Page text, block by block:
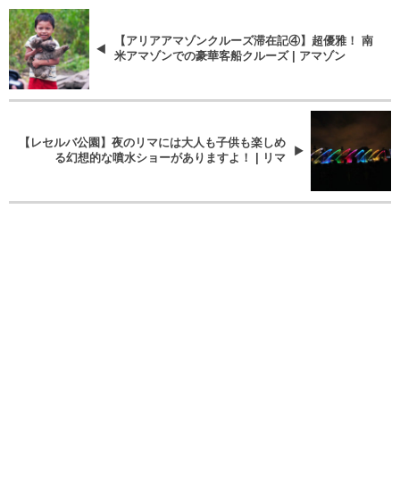
【アリアアマゾンクルーズ滞在記④】超優雅！ 南
米アマゾンでの豪華客船クルーズ | アマゾン
【レセルバ公園】夜のリマには大人も子供も楽しめ
る幻想的な噴水ショーがありますよ！ | リマ